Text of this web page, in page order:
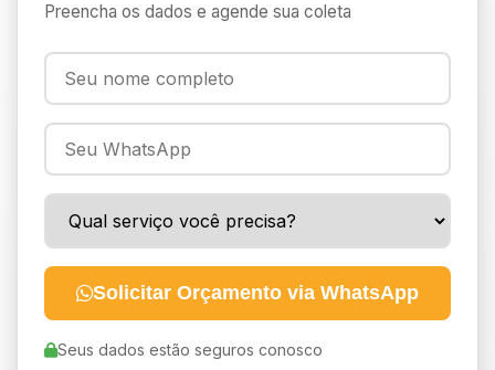
Preencha os dados e agende sua coleta
Solicitar Orçamento via WhatsApp
Seus dados estão seguros conosco